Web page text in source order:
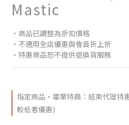
Mastic
‧商品已調整為折扣價格
‧不適用全店優惠與會員折上折
‧特惠商品恕不提供退換貨服務
指定商品，畢業特典：結束代理特
較低者優惠)